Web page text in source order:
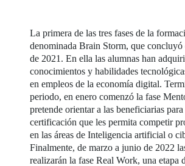
La primera de las tres fases de la
denominada Brain Storm, que concluyó
de 2021. En ella las alumnas han
conocimientos y habilidades
en empleos de la economía digital.
periodo, en enero comenzó la fase
pretende orientar a las beneficiarias
certificación que les permita competir
en las áreas de Inteligencia artificial o
Finalmente, de marzo a junio de 2022
realizarán la fase Real Work, una etapa